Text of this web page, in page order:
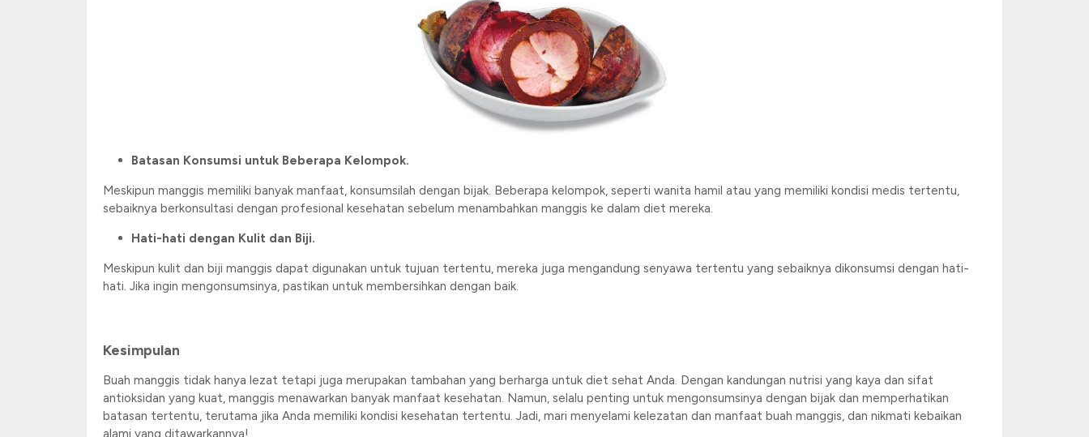
Batasan Konsumsi untuk Beberapa Kelompok.
Meskipun manggis memiliki banyak manfaat, konsumsilah dengan bijak. Beberapa kelompok, seperti wanita hamil atau yang memiliki kondisi medis tertentu,
sebaiknya berkonsultasi dengan profesional kesehatan sebelum menambahkan manggis ke dalam diet mereka.
Hati-hati dengan Kulit dan Biji.
Meskipun kulit dan biji manggis dapat digunakan untuk tujuan tertentu, mereka juga mengandung senyawa tertentu yang sebaiknya dikonsumsi dengan hati-
hati. Jika ingin mengonsumsinya, pastikan untuk membersihkan dengan baik.
Kesimpulan
Buah manggis tidak hanya lezat tetapi juga merupakan tambahan yang berharga untuk diet sehat Anda. Dengan kandungan nutrisi yang kaya dan sifat
antioksidan yang kuat, manggis menawarkan banyak manfaat kesehatan. Namun, selalu penting untuk mengonsumsinya dengan bijak dan memperhatikan
batasan tertentu, terutama jika Anda memiliki kondisi kesehatan tertentu. Jadi, mari menyelami kelezatan dan manfaat buah manggis, dan nikmati kebaikan
alami yang ditawarkannya!